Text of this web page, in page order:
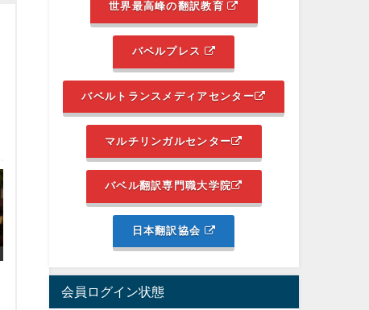
世界最高峰の翻訳教育
バベルプレス
バベルトランスメディアセンター
マルチリンガルセンター
バベル翻訳専門職大学院
日本翻訳協会
会員ログイン状態